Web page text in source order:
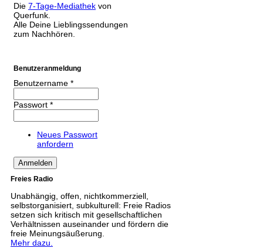
Die 7-Tage-Mediathek von
Querfunk.
Alle Deine Lieblingssendungen
zum Nachhören.
Benutzeranmeldung
Benutzername *
Passwort *
Neues Passwort
anfordern
Freies Radio
Unabhängig, offen, nichtkommerziell,
selbstorganisiert, subkulturell: Freie Radios
setzen sich kritisch mit gesellschaftlichen
Verhältnissen auseinander und fördern die
freie Meinungsäußerung.
Mehr dazu.